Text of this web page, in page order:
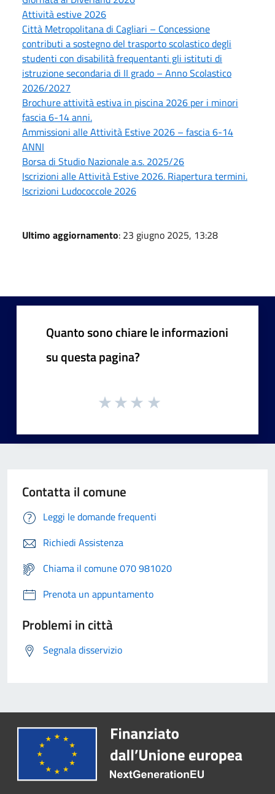
Attività estive 2026
Città Metropolitana di Cagliari – Concessione
contributi a sostegno del trasporto scolastico degli
studenti con disabilità frequentanti gli istituti di
istruzione secondaria di II grado – Anno Scolastico
2026/2027
Brochure attività estiva in piscina 2026 per i minori
fascia 6-14 anni.
Ammissioni alle Attività Estive 2026 – fascia 6-14
ANNI
Borsa di Studio Nazionale a.s. 2025/26
Iscrizioni alle Attività Estive 2026. Riapertura termini.
Iscrizioni Ludococcole 2026
Ultimo aggiornamento: 23 giugno 2025, 13:28
Quanto sono chiare le informazioni
su questa pagina?
Contatta il comune
Leggi le domande frequenti
Richiedi Assistenza
Chiama il comune 070 981020
Prenota un appuntamento
Problemi in città
Segnala disservizio